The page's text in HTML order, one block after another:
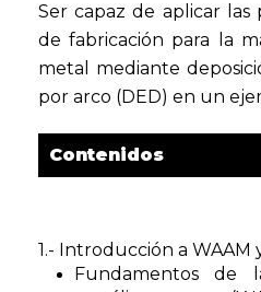
Ser capaz de aplicar las
de fabricación para la
metal mediante
por arco (DED) en un
Contenidos
1.- Introducción a WAAM
Fundamentos de